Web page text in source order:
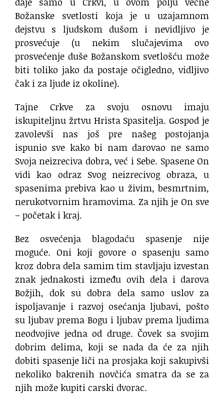
Božanske svetlosti koja je u uzajamnom
dejstvu s ljudskom dušom i nevidljivo je
prosvećuje (u nekim slučajevima ovo
prosvećenje duše Božanskom svetlošću može
biti toliko jako da postaje očigledno, vidljivo
čak i za ljude iz okoline).
Tajne Crkve za svoju osnovu imaju
iskupiteljnu žrtvu Hrista Spasitelja. Gospod je
zavolevši nas još pre našeg postojanja
ispunio sve kako bi nam darovao ne samo
Svoja neizreciva dobra, već i Sebe. Spasene On
vidi kao odraz Svog neizrecivog obraza, u
spasenima prebiva kao u živim, besmrtnim,
nerukotvornim hramovima. Za njih je On sve
– početak i kraj.
Bez osvećenja blagodaću spasenje nije
moguće. Oni koji govore o spasenju samo
kroz dobra dela samim tim stavljaju izvestan
znak jednakosti između ovih dela i darova
Božjih, dok su dobra dela samo uslov za
ispoljavanje i razvoj osećanja ljubavi, pošto
su ljubav prema Bogu i ljubav prema ljudima
neodvojive jedna od druge. Čovek sa svojim
dobrim delima, koji se nada da će za njih
dobiti spasenje liči na prosjaka koji sakupivši
nekoliko bakrenih novčića smatra da se za
njih može kupiti carski dvorac.